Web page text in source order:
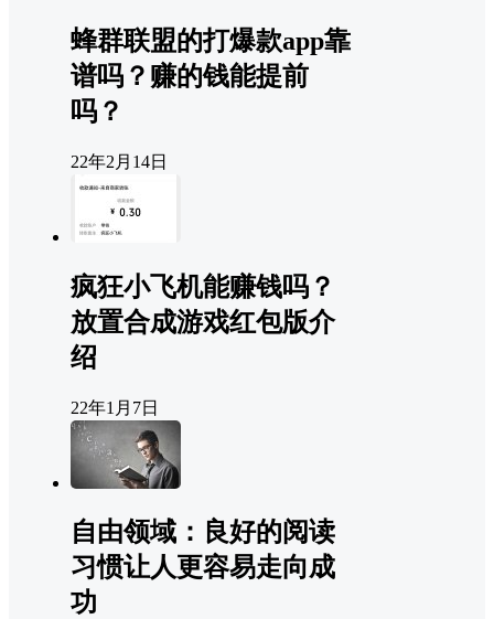
蜂群联盟的打爆款app靠
谱吗？赚的钱能提前
吗？
22年2月14日
疯狂小飞机能赚钱吗？
放置合成游戏红包版介
绍
22年1月7日
自由领域：良好的阅读
习惯让人更容易走向成
功